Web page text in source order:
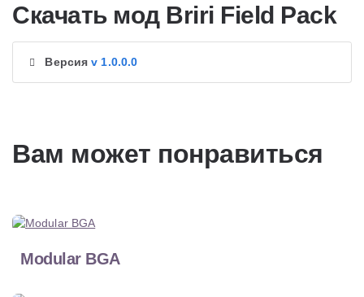
Скачать мод Briri Field Pack
Версияv 1.0.0.0
Вам может понравиться
Modular BGA